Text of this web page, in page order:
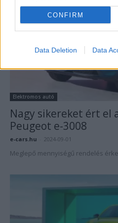
CONFIRM
Data Deletion Data
Elektromos autó
Nagy sikereket ért el
Peugeot e-3008
e-cars.hu 2024-09-01
Meglepő mennyiségű rendelés